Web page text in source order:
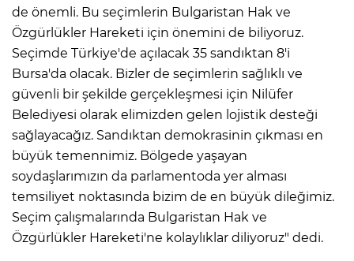
de önemli. Bu seçimlerin Bulgaristan Hak ve
Özgürlükler Hareketi için önemini de biliyoruz.
Seçimde Türkiye'de açılacak 35 sandıktan 8'i
Bursa'da olacak. Bizler de seçimlerin sağlıklı ve
güvenli bir şekilde gerçekleşmesi için Nilüfer
Belediyesi olarak elimizden gelen lojistik desteği
sağlayacağız. Sandıktan demokrasinin çıkması en
büyük temennimiz. Bölgede yaşayan
soydaşlarımızın da parlamentoda yer alması
temsiliyet noktasında bizim de en büyük dileğimiz.
Seçim çalışmalarında Bulgaristan Hak ve
Özgürlükler Hareketi'ne kolaylıklar diliyoruz" dedi.